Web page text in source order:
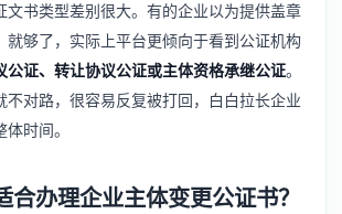
文书类型差别很大。有的企业以为提供盖章
就够了，实际上平台更倾向于看到公证机构
公证、转让协议公证或主体资格承继公证。
不对路，很容易反复被打回，白白拉长企业
时间。
合办理企业主体变更公证书？